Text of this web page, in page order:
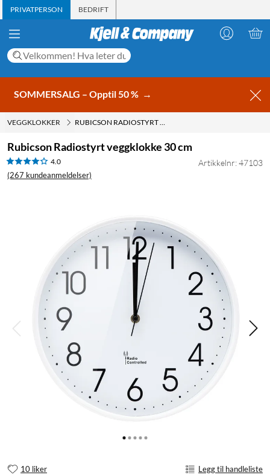
PRIVATPERSON BEDRIFT
SOMMERSALG – Opptil 50 % →
VEGGKLOKKER RUBICSON RADIOSTYRT VEGGKLOKKE 30 CM
Rubicson Radiostyrt veggklokke 30 cm
4.0
(267 kundeanmeldelser)
Artikkelnr: 47103
10 liker Legg til handleliste